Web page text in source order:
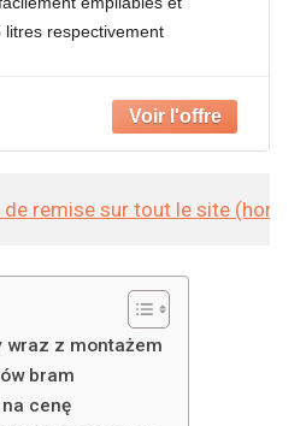
douce
respectivement
de remise sur tout le site (hors
wraz z montażem
bram
cenę